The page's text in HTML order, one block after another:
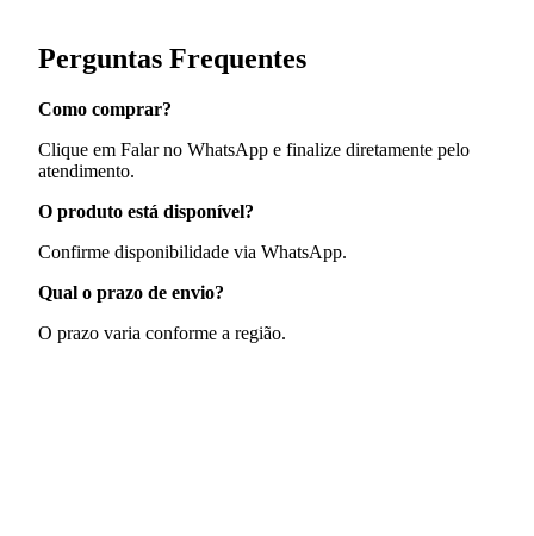
Perguntas Frequentes
Como comprar?
Clique em Falar no WhatsApp e finalize diretamente pelo
atendimento.
O produto está disponível?
Confirme disponibilidade via WhatsApp.
Qual o prazo de envio?
O prazo varia conforme a região.